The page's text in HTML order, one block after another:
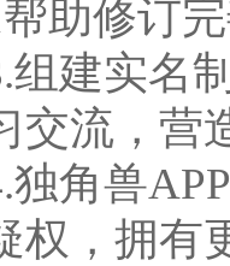
助修订
组建实名
交流，营
独角兽
权，拥有